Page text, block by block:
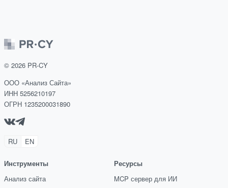
© 2026 PR-CY
ООО «Анализ Сайта»
ИНН 5256210197
ОГРН 1235200031890
RU EN
Инструменты
Анализ сайта
Ресурсы
MCP сервер для ИИ